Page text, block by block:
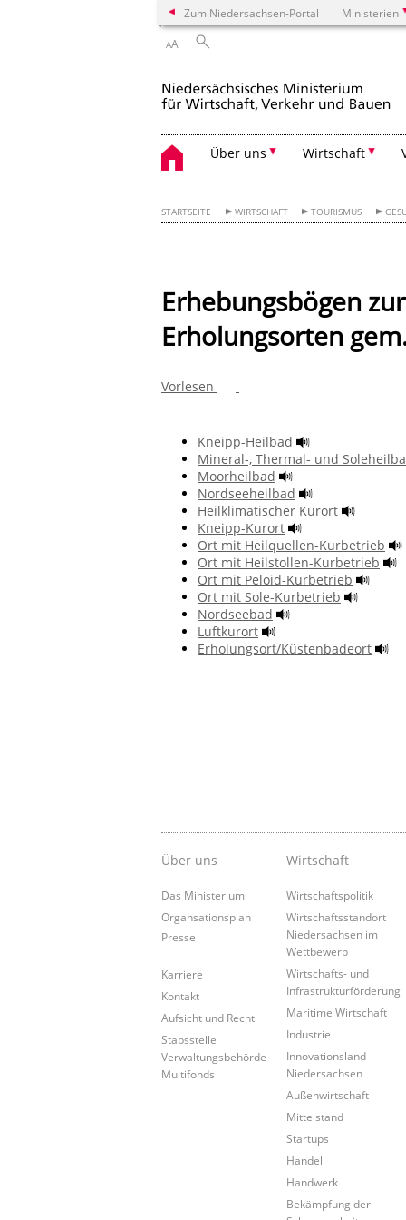
Zum Niedersachsen-Portal Ministerien
AA
Über uns Wirtschaft
STARTSEITE WIRTSCHAFT TOURISMUS
Erhebungsbögen
Erholungsorten
Vorlesen
Kneipp-Heilbad
Mineral-, Thermal- und
Moorheilbad
Nordseeheilbad
Heilklimatischer Kurort
Kneipp-Kurort
Ort mit Heilquellen-Kurbetrieb
Ort mit Heilstollen-Kurbetrieb
Ort mit Peloid-Kurbetrieb
Ort mit Sole-Kurbetrieb
Nordseebad
Luftkurort
Erholungsort/Küstenbadeort
Über uns
Das Ministerium
Organsationsplan
Presse
Karriere
Kontakt
Aufsicht und Recht
Stabsstelle
Verwaltungsbehörde
Multifonds
Wirtschaft
Wirtschaftspolitik
Wirtschaftsstandort
Niedersachsen im
Wettbewerb
Wirtschafts- und
Infrastrukturförderung
Maritime Wirtschaft
Industrie
Innovationsland
Niedersachsen
Außenwirtschaft
Mittelstand
Startups
Handel
Handwerk
Bekämpfung der